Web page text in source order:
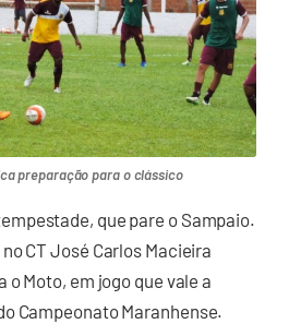
preparação para o clássico
que pare o Sampaio.
CT José Carlos Macieira
Moto, em jogo que vale a
Campeonato Maranhense.